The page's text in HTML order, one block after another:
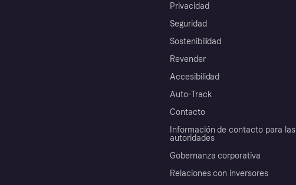
Privacidad
Seguridad
Sostenibilidad
Revender
Accesibilidad
Auto-Track
Contacto
Información de contacto para las
autoridades
Gobernanza corporativa
Relaciones con inversores